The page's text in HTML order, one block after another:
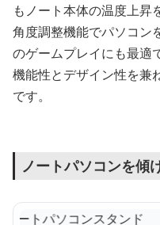
もノート本体の温度上昇
角度調整機能でパソコン
のゲームプレイにも最適
機能性とデザイン性を兼
です。
ノートパソコンを傾